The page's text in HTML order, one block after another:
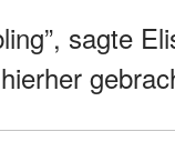
sagte